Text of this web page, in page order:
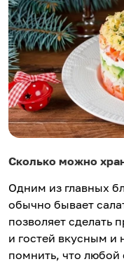
Сколько можно
Одним из главных
обычно бывает
позволяет сделать
и гостей вкусным и
помнить, что любой